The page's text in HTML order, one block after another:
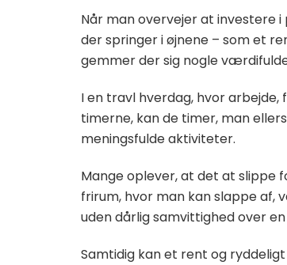
Når man overvejer at investere
der springer i øjnene – som et
gemmer der sig nogle
I en travl hverdag, hvor
timerne, kan de timer, man
meningsfulde aktiviteter.
Mange oplever, at det at slippe
frirum, hvor man kan slappe
uden dårlig samvittighed over
Samtidig kan et rent og